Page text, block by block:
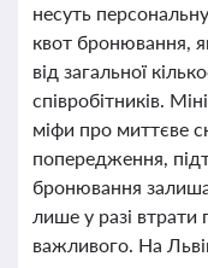
несуть
квот бронювання,
від загальної
співробітників.
міфи про миттєве
попередження,
бронювання
лише у разі втрати
важливого. На